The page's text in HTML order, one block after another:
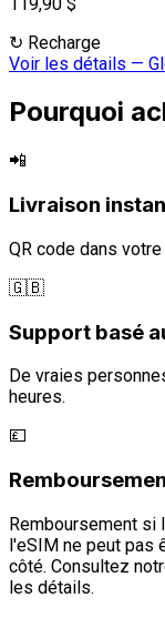
↻ Recharge
Voir les détails —
Pourquoi
📲
Livraison
QR code dans
🇬🇧
Support basé
De vraies
heures.
💷
Remboursement si
l'eSIM ne peut pas
côté. Consultez
les détails.